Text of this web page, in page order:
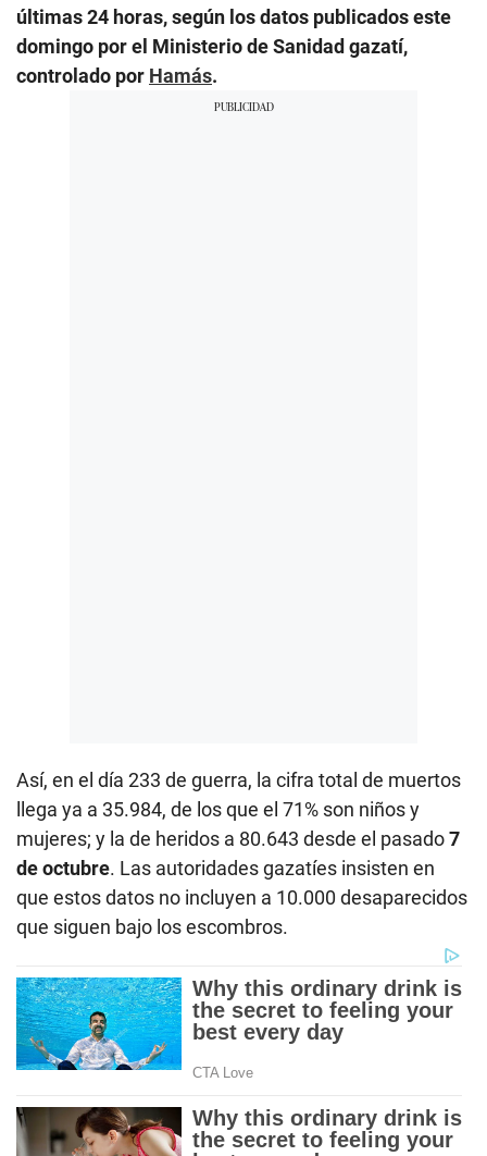
últimas 24 horas, según los datos publicados este
domingo por el Ministerio de Sanidad gazatí,
controlado por Hamás.
Así, en el día 233 de guerra, la cifra total de muertos
llega ya a 35.984, de los que el 71% son niños y
mujeres; y la de heridos a 80.643 desde el pasado7
de octubre. Las autoridades gazatíes insisten en
que estos datos no incluyen a 10.000 desaparecidos
que siguen bajo los escombros.